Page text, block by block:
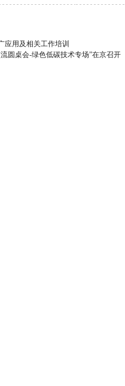
应用及相关工作培训
圆桌会-绿色低碳技术专场”在京召开